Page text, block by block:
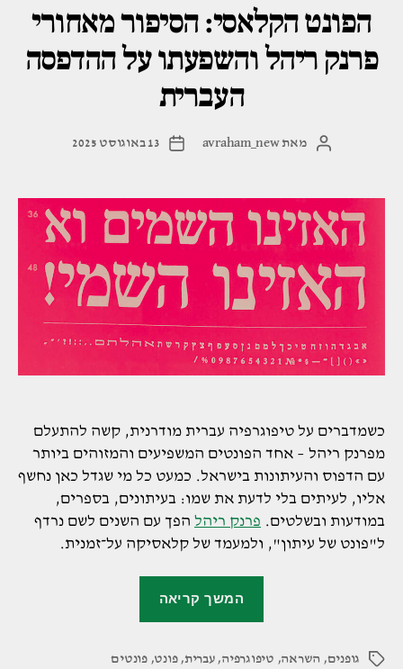
הוא
הולך"
הפונט הקלאסי: הסיפור מאחורי
פרנק ריהל והשפעתו על ההדפסה
העברית
המחבר
מאתavraham_new
תאריך
13 באוגוסט 2025
כשמדברים על טיפוגרפיה עברית מודרנית, קשה להתעלם
מפרנק ריהל – אחד הפונטים המשפיעים והמזוהים ביותר
עם הדפוס והעיתונות בישראל. כמעט כל מי שגדל כאן נחשף
אליו, לעיתים בלי לדעת את שמו: בעיתונים, בספרים,
במודעות ובשלטים. פרנק ריהל הפך עם השנים לשם נרדף
ל"פונט של עיתון", ולמעמד של קלאסיקה על־זמנית.
המשך קריאה
מאחורי
תגיותגופנים, השראה, טיפוגרפיה,עברית,פונט,פונטים